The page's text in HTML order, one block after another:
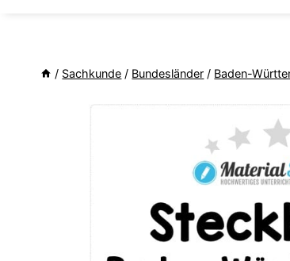
/ Sachkunde / Bundesländer / Baden-